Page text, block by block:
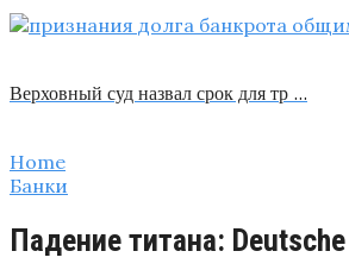
Верховный суд назвал срок для тр …
Home
Банки
Падение титана: